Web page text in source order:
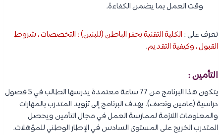
وقت العمل بما يضمن الكفاءة.
تعرف على : الكلية التقنية بحفر الباطن (للبنين) : التخصصات ، شروط
القبول ، وكيفية التقديم.
التأمين :
يتكون هذا البرنامج من 77 ساعة معتمدة يدرسها الطالب في 5 فصول
دراسية (عامين ونصف). يهدف البرنامج إلى تزويد المتدرب بالمهارات
والمعلومات اللازمة لممارسة العمل في مجال التأمين ويحصل
المتدرب الخريج على المستوى السادس في الإطار الوطني للمؤهلات.